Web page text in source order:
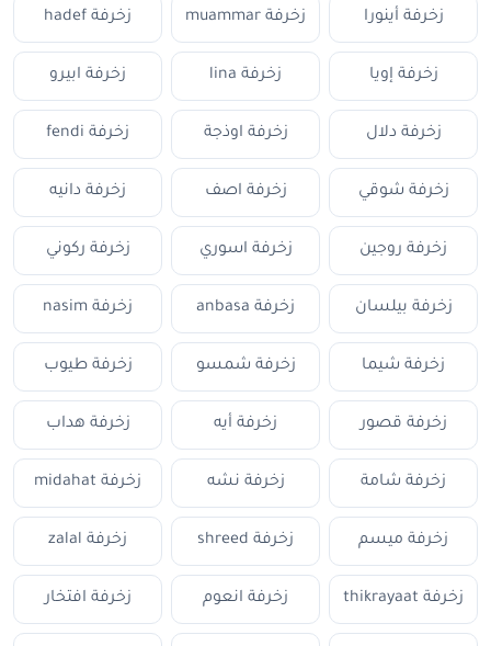
زخرفة أينورا زخرفة muammar زخرفة hadef
زخرفة إويا زخرفة lina زخرفة ابيرو
زخرفة دلال زخرفة اوذجة زخرفة fendi
زخرفة شوقي زخرفة اصف زخرفة دانيه
زخرفة روجين زخرفة اسوري زخرفة ركوني
زخرفة بيلسان زخرفة anbasa زخرفة nasim
زخرفة شيما زخرفة شمسو زخرفة طيوب
زخرفة قصور زخرفة أيه زخرفة هداب
زخرفة شامة زخرفة نشه زخرفة midahat
زخرفة ميسم زخرفة shreed زخرفة zalal
زخرفة thikrayaat زخرفة انعوم زخرفة افتخار